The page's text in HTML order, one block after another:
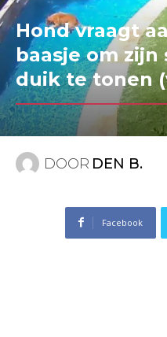
Hond vraagt
baasje om
duik te tonen
DOOR DEN B.
Facebook